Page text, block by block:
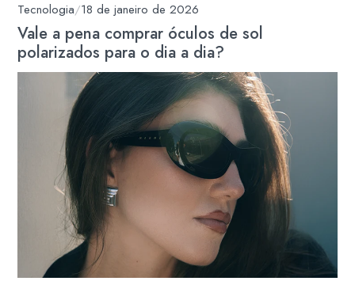
Tecnologia/18 de janeiro de 2026
Vale a pena comprar óculos de sol
polarizados para o dia a dia?